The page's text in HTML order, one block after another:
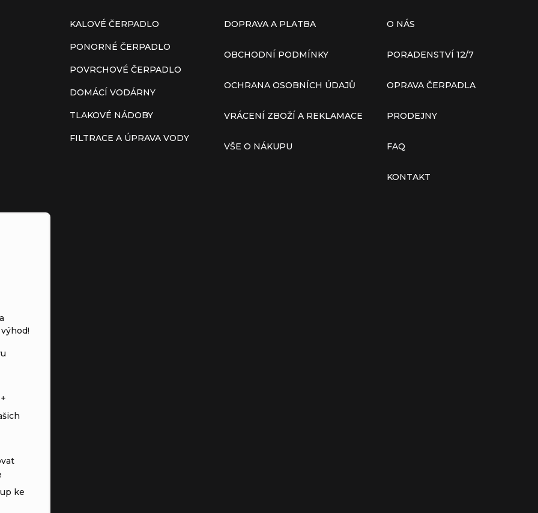
KALOVÉ ČERPADLO
PONORNÉ ČERPADLO
POVRCHOVÉ ČERPADLO
DOMÁCÍ VODÁRNY
TLAKOVÉ NÁDOBY
FILTRACE A ÚPRAVA VODY
DOPRAVA A PLATBA
OBCHODNÍ PODMÍNKY
OCHRANA OSOBNÍCH ÚDAJŮ
VRÁCENÍ ZBOŽÍ A REKLAMACE
VŠE O NÁKUPU
O NÁS
PORADENSTVÍ 12/7
OPRAVA ČERPADLA
PRODEJNY
FAQ
KONTAKT
ke